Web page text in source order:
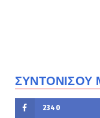
ΣΥΝΤΟΝΙΣΟΥ
2340